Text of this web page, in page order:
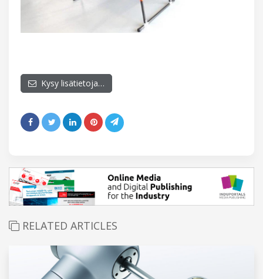
Kysy lisätietoja…
RELATED ARTICLES